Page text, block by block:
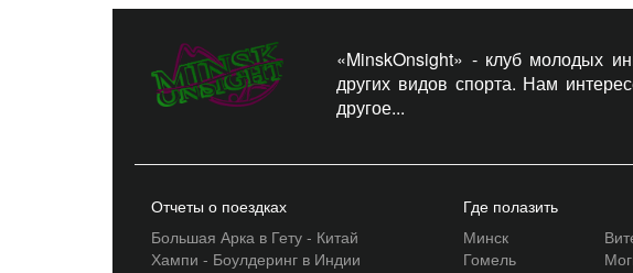
«MinskOnsight» - клуб молодых
других видов спорта. Нам
другое...
Отчеты о поездках
Большая Арка в Гету - Китай
Хампи - Боулдеринг в Индии
Где полазить
Минск
Гомель